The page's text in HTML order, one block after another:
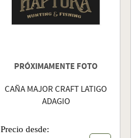
PRÓXIMAMENTE FOTO
CAÑA MAJOR CRAFT LATIGO
ADAGIO
Precio desde: